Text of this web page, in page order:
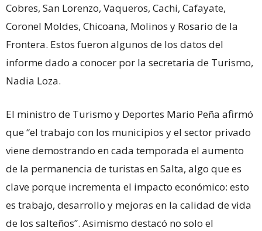
Cobres, San Lorenzo, Vaqueros, Cachi, Cafayate,
Coronel Moldes, Chicoana, Molinos y Rosario de la
Frontera. Estos fueron algunos de los datos del
informe dado a conocer por la secretaria de Turismo,
Nadia Loza.
El ministro de Turismo y Deportes Mario Peña afirmó
que “el trabajo con los municipios y el sector privado
viene demostrando en cada temporada el aumento
de la permanencia de turistas en Salta, algo que es
clave porque incrementa el impacto económico: esto
es trabajo, desarrollo y mejoras en la calidad de vida
de los salteños”. Asimismo destacó no solo el